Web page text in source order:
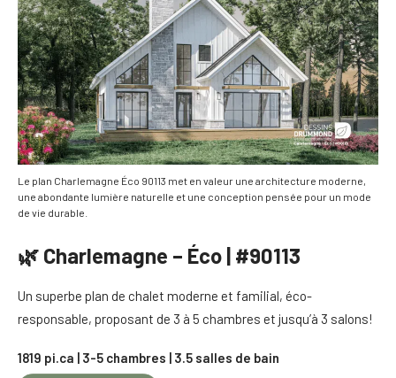
Le plan Charlemagne Éco 90113 met en valeur une architecture moderne,
une abondante lumière naturelle et une conception pensée pour un mode
de vie durable.
🌿 Charlemagne – Éco | #90113
Un superbe plan de chalet moderne et familial, éco-
responsable, proposant de 3 à 5 chambres et jusqu’à 3 salons!
1819 pi.ca | 3-5 chambres | 3.5 salles de bain